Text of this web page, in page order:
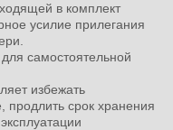
в комплект
усилие прилегания
самостоятельной
избежать
продлить срок хранения